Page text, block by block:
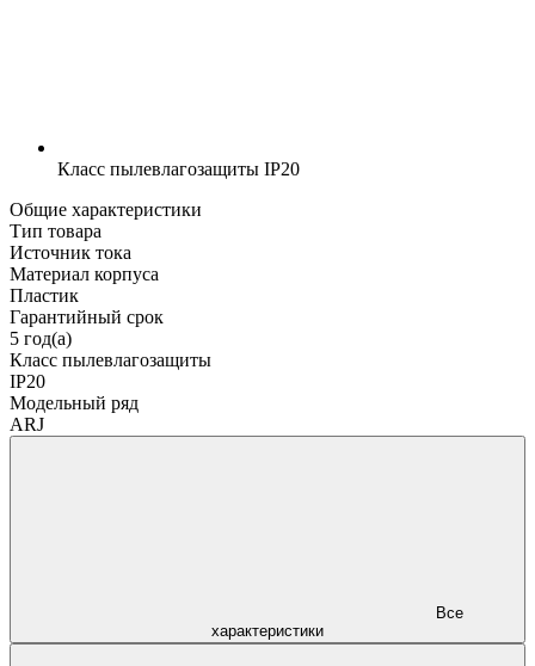
Класс пылевлагозащиты IP20
Общие характеристики
Тип товара
Источник тока
Материал корпуса
Пластик
Гарантийный срок
5 год(а)
Класс пылевлагозащиты
IP20
Модельный ряд
ARJ
характеристики